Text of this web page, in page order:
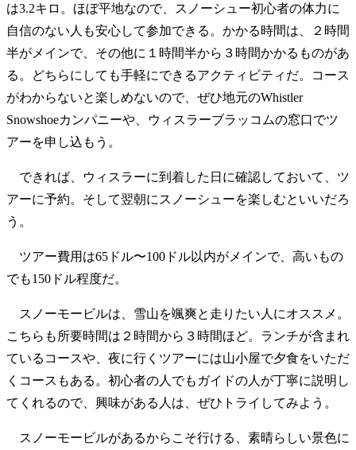
は3.2キロ。ほぼ平地なので、スノーシュー初心者の体力に
自信のない人も安心して参加できる。かかる時間は、２時間
半がメインで、その他に１時間半から３時間かかるものがあ
る。どちらにしても手軽にできるアクティビティだ。コース
がわからないと楽しめないので、ぜひ地元のWhistler
Snowshoeカンパニーや、ウィスラーブラッコムの窓口でツ
アーを申し込もう。
できれば、ウィスラーに到着した日に確認しておいて、ツ
アーに予約。そして翌朝にスノーシューを楽しむといいだろ
う。
ツアー費用は65ドル〜100ドル以内がメインで、高いもの
でも150ドル程度だ。
スノーモービルは、雪山を颯爽と走りたい人にオススメ。
こちらも所要時間は２時間から３時間ほど。ランチが含まれ
ているコースや、夜に行くツアーには山小屋で夕食をいただ
くコースもある。初心者の人でもガイドの人が丁寧に説明し
てくれるので、興味がある人は、ぜひトライしてみよう。
スノーモービルがあるからこそ行ける、素晴らしい景色に